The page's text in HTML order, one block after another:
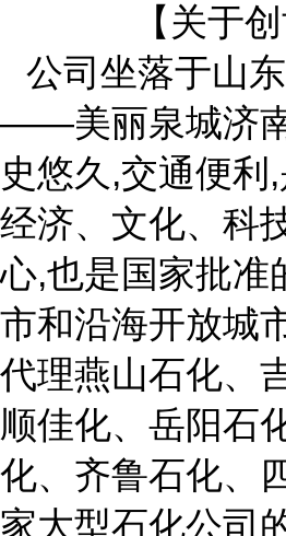
【关于创
公司坐落于山
——美丽泉城济
史悠久,交通便利,
经济、文化、科
心,也是国家批准
市和沿海开放城
代理燕山石化、
顺佳化、岳阳石
化、齐鲁石化、
家大型石化公司